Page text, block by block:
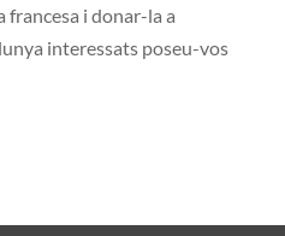
francesa i donar-la a
interessats poseu-vos